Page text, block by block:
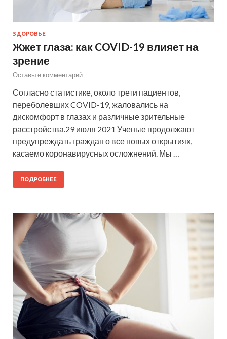
ЗДОРОВЬЕ
Жжет глаза: как COVID-19 влияет на
зрение
Оставьте комментарий
Согласно статистике, около трети пациентов,
переболевших COVID-19, жаловались на
дискомфорт в глазах и различные зрительные
расстройства.29 июля 2021 Ученые продолжают
предупреждать граждан о все новых открытиях,
касаемо коронавирусных осложнений. Мы …
ПОДРОБНЕЕ